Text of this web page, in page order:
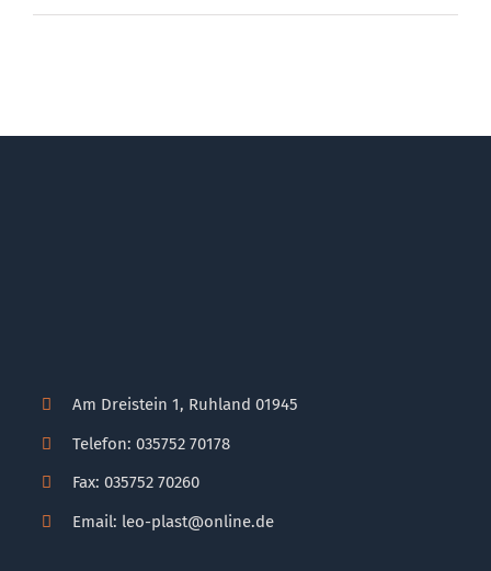
Am Dreistein 1, Ruhland 01945
Telefon: 035752 70178
Fax: 035752 70260
Email: leo-plast@online.de